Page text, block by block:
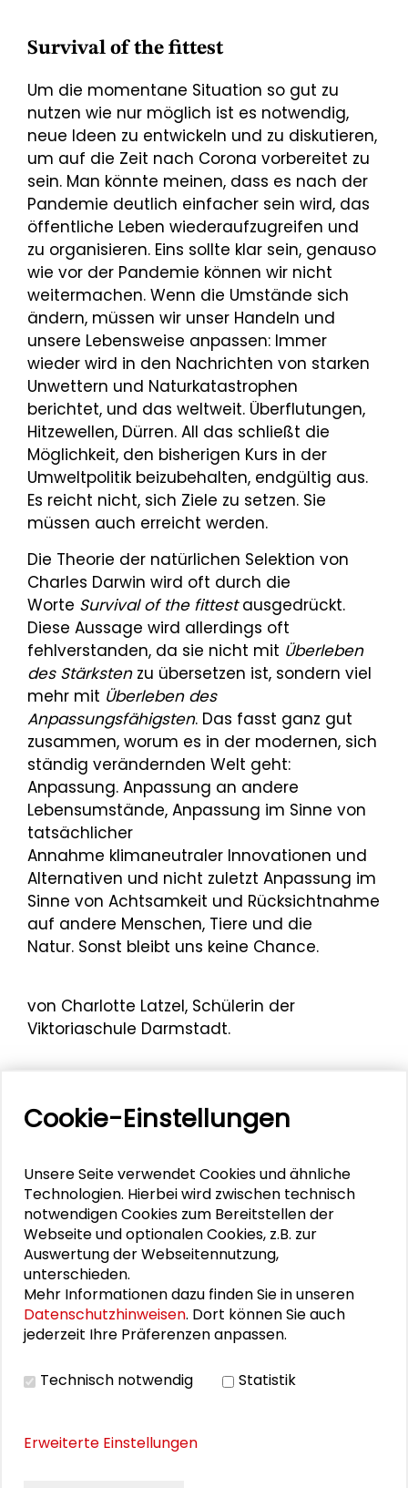
Survival of the fittest
Um die momentane Situation so gut zu
nutzen wie nur möglich ist es notwendig,
neue Ideen zu entwickeln und zu diskutieren,
um auf die Zeit nach Corona vorbereitet zu
sein. Man könnte meinen, dass es nach der
Pandemie deutlich einfacher sein wird, das
öffentliche Leben wiederaufzugreifen und
zu organisieren. Eins sollte klar sein, genauso
wie vor der Pandemie können wir nicht
weitermachen. Wenn die Umstände sich
ändern, müssen wir unser Handeln und
unsere Lebensweise anpassen: Immer
wieder wird in den Nachrichten von starken
Unwettern und Naturkatastrophen
berichtet, und das weltweit. Überflutungen,
Hitzewellen, Dürren. All das schließt die
Möglichkeit, den bisherigen Kurs in der
Umweltpolitik beizubehalten, endgültig aus.
Es reicht nicht, sich Ziele zu setzen. Sie
müssen auch erreicht werden.
Die Theorie der natürlichen Selektion von
Charles Darwin wird oft durch die
Worte Survival of the fittestausgedrückt.
Diese Aussage wird allerdings oft
fehlverstanden, da sie nicht mit Überleben
des Stärkstenzu übersetzen ist, sondern viel
mehr mit Überleben des
Anpassungsfähigsten. Das fasst ganz gut
zusammen, worum es in der modernen, sich
ständig verändernden Welt geht:
Anpassung. Anpassung an andere
Lebensumstände, Anpassung im Sinne von
tatsächlicher
Annahme klimaneutraler Innovationen und
Alternativen und nicht zuletzt Anpassung im
Sinne von Achtsamkeit und Rücksichtnahme
auf andere Menschen, Tiere und die
Natur. Sonst bleibt uns keine Chance.
von Charlotte Latzel, Schülerin der
Viktoriaschule Darmstadt.
Mehr zum Thema
"Versäumte Bilder": Lebenszeichen aus
Darmstadt und Frankfurt
Ein energiegeladener Start in Darmstadt
"Versäumte Bilder" in Berlin und Bonn
Transformationssoziologie: Zwischen Analyse und
Gestaltung
Die Stadt im Wandel weiterdenken
THEMEN ZU DIESEM BEITRAG
Cookie-Einstellungen
Unsere Seite verwendet Cookies und ähnliche
Technologien. Hierbei wird zwischen technisch
notwendigen Cookies zum Bereitstellen der
Webseite und optionalen Cookies, z.B. zur
Auswertung der Webseitennutzung,
unterschieden.
Mehr Informationen dazu finden Sie in unseren
Datenschutzhinweisen. Dort können Sie auch
jederzeit Ihre Präferenzen anpassen.
Technisch notwendig Statistik
Erweiterte Einstellungen